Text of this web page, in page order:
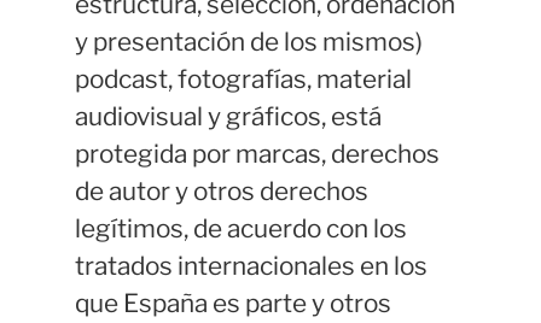
y presentación de los mismos)
podcast, fotografías, material
audiovisual y gráficos, está
protegida por marcas, derechos
de autor y otros derechos
legítimos, de acuerdo con los
tratados internacionales en los
que España es parte y otros